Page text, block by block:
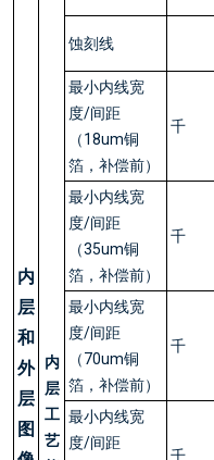
内
层
和
外
层
图
内
层
工
艺
蚀刻线
最小内线宽
度/间距
（18um铜
箔，补偿前）
千
最小内线宽
度/间距
（35um铜
箔，补偿前）
千
最小内线宽
度/间距
（70um铜
箔，补偿前）
千
最小内线宽
度/间距
千